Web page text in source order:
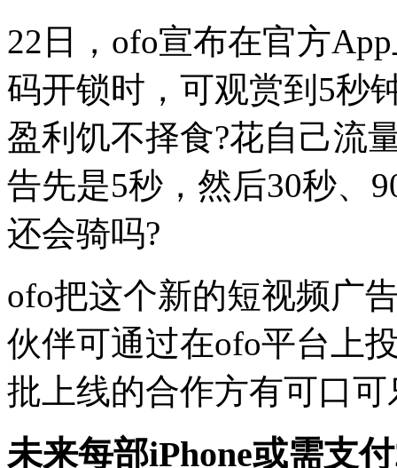
22日，ofo宣布在官方
码开锁时，可观赏到5秒
盈利饥不择食?花自己流
告先是5秒，然后30秒、
还会骑吗?
ofo把这个新的短视频广
伙伴可通过在ofo平台上
批上线的合作方有可口
未来每部iPhone或需支